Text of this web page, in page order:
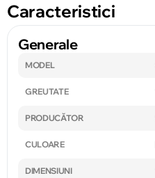
Caracteristici
Generale
MODEL
GREUTATE
PRODUCĂTOR
CULOARE
DIMENSIUNI